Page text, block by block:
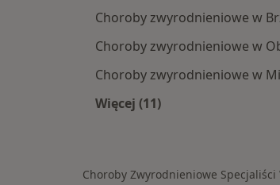
Choroby zwyrodnieniowe w
Choroby zwyrodnieniowe w
Choroby zwyrodnieniowe w
Więcej (11)
Choroby Zwyrodnieniowe Specjaliści